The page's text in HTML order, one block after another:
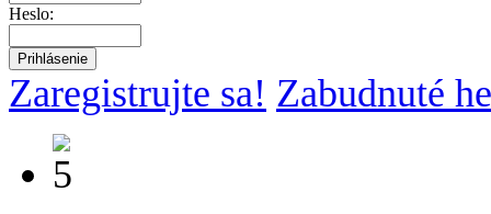
Heslo:
Zaregistrujte sa! Zabudnuté